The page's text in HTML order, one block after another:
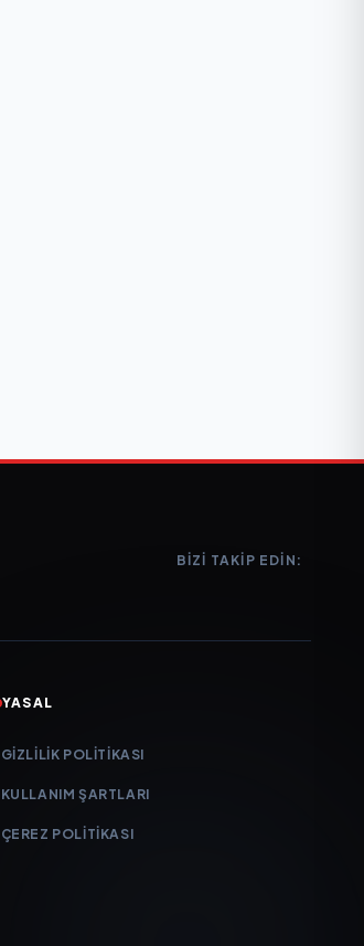
BIZI TAKIP EDIN:
YASAL
GIZLILIK POLITIKASI
KULLANIM ŞARTLARI
ÇEREZ POLITIKASI